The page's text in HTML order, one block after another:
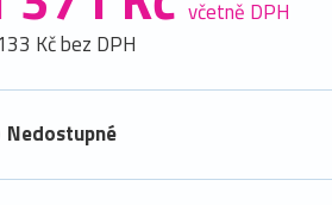
včetně DPH
Kč bez DPH
Nedostupné